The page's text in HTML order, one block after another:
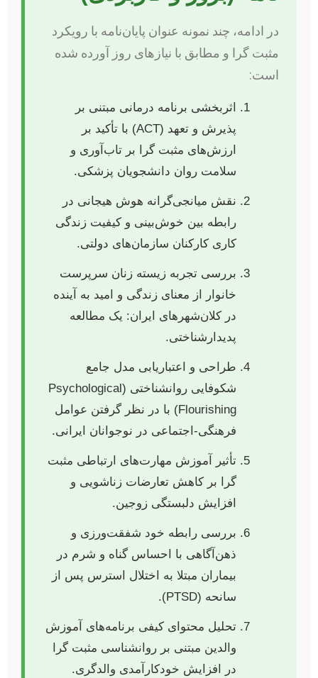
در ادامه، چند نمونه عنوان پایان‌نامه با رویکرد
مثبت گرا و مطابق با نیازهای روز آورده شده
است:
اثربخشی برنامه درمانی مبتنی بر
پذیرش و تعهد (ACT) با تأکید بر
ارزش‌های مثبت گرا بر تاب‌آوری و
سلامت روان دانشجویان پزشکی.
نقش میانجی‌گرانه هوش هیجانی در
رابطه بین خوش‌بینی و کیفیت زندگی
کاری کارکنان سازمان‌های دولتی.
بررسی تجربه زیسته زنان سرپرست
خانوار از معنای زندگی و امید به آینده
در کلان‌شهرهای ایران: یک مطالعه
پدیدارشناختی.
طراحی و اعتباریابی مدل جامع
شکوفایی روانشناختی (Psychological
Flourishing) با در نظر گرفتن عوامل
فرهنگی-اجتماعی در نوجوانان ایرانی.
تأثیر آموزش مهارت‌های ارتباطی مثبت
گرا بر کاهش تعارضات زناشویی و
افزایش دلبستگی زوجین.
بررسی رابطه خود شفقت‌ورزی و
ذهن‌آگاهی با احساس گناه و شرم در
بیماران مبتلا به اختلال استرس پس از
سانحه (PTSD).
تحلیل محتوای کیفی برنامه‌های آموزش
والدین مبتنی بر روانشناسی مثبت گرا
در افزایش خودکارآمدی والدگری.